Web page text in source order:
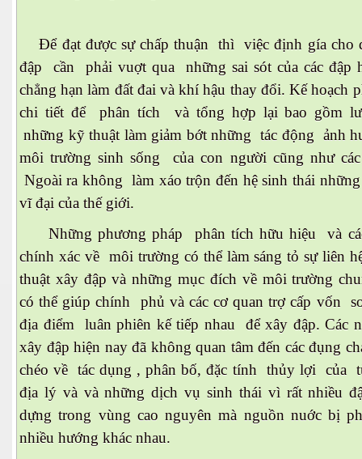
Để đạt được sự chấp thuận thì việc định gía cho
đập cần phải vuợt qua những sai sót của các đập
chẳng hạn làm đất đai và khí hậu thay đổi. Kế hoạch
chi tiết để phân tích và tổng hợp lại bao gồm
những kỹ thuật làm giảm bớt những tác động ảnh
môi trường sinh sống của con người cũng như
Ngoài ra không làm xáo trộn đến hệ sinh thái
vĩ đại của thế giới.
Những phương pháp phân tích hữu hiệu và
chính xác về môi trường có thể làm sáng tỏ sự liên
thuật xây đập và những mục đích về môi trường
có thể giúp chính phủ và các cơ quan trợ cấp vốn
địa điểm luân phiên kế tiếp nhau để xây đập. Các
xây đập hiện nay đã không quan tâm đến các đụng
chéo về tác dụng , phân bố, đặc tính thủy lợi của
địa lý và và những dịch vụ sinh thái vì rất nhiều
dựng trong vùng cao nguyên mà nguồn nuớc bị
nhiều hướng khác nhau.
Dương
áp